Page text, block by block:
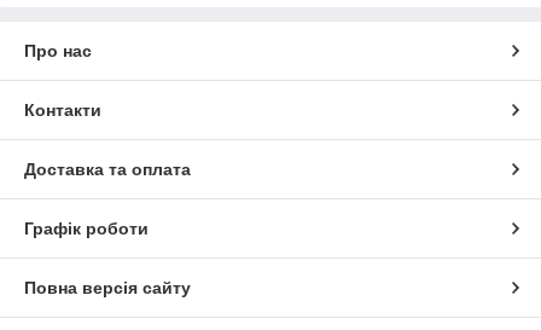
Про нас
Контакти
Доставка та оплата
Графік роботи
Повна версія сайту